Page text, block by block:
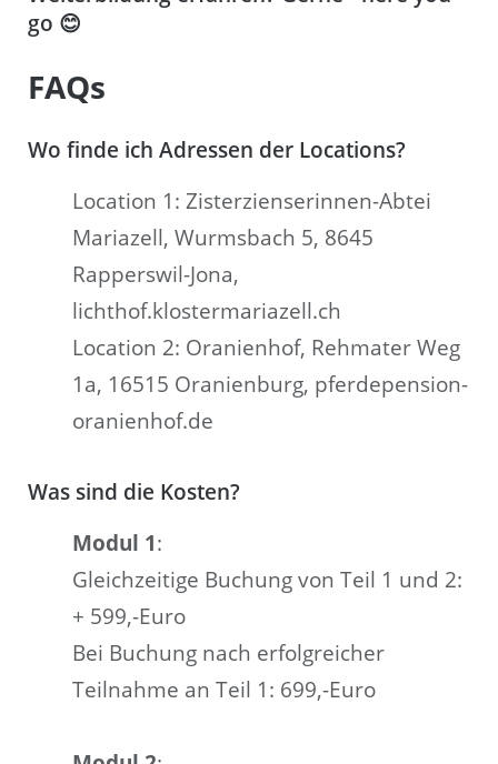
go 😊
FAQs
Wo finde ich Adressen der Locations?
Location 1: Zisterzienserinnen-Abtei
Mariazell, Wurmsbach 5, 8645
Rapperswil-Jona,
lichthof.klostermariazell.ch
Location 2: Oranienhof, Rehmater Weg
1a, 16515 Oranienburg, pferdepension-
oranienhof.de
Was sind die Kosten?
Modul 1:
Gleichzeitige Buchung von Teil 1 und 2:
+ 599,-Euro
Bei Buchung nach erfolgreicher
Teilnahme an Teil 1: 699,-Euro